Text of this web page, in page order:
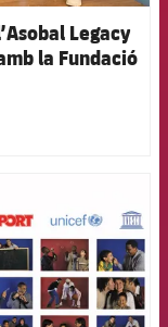
Legacy
la Fundació